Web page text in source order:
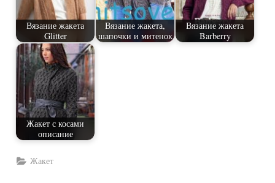
Вязание жакета
Glitter
Вязание жакета,
шапочки и митенок
Вязание жакета
Barberry
Жакет с косами
описание
Жакет